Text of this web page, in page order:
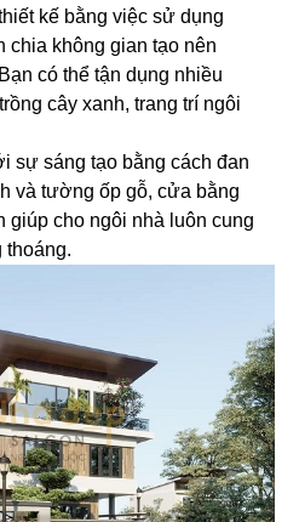
kế bằng việc sử dụng
chia không gian tạo nên
có thể tận dụng nhiều
cây xanh, trang trí ngôi
sự sáng tạo bằng cách đan
và tường ốp gỗ, cửa bằng
cho ngôi nhà luôn cung
thoáng.